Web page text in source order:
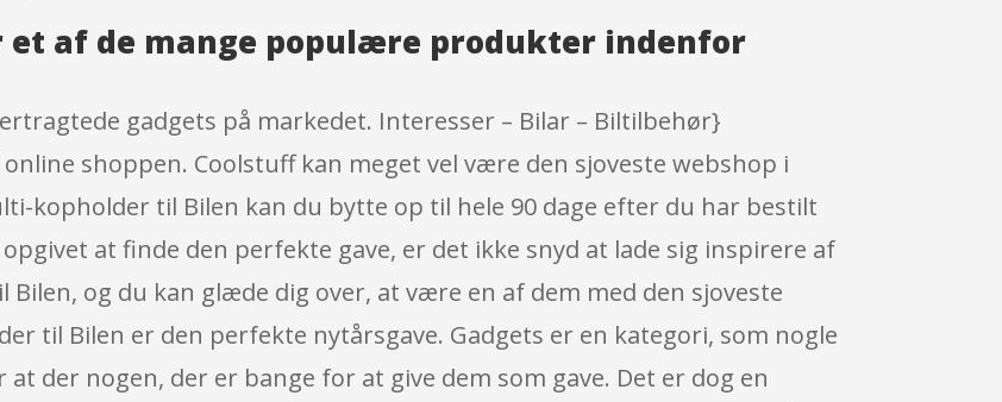
af de mange populære produkter indenfor
gadgets på markedet. Interesser – Bilar – Biltilbehør}
shoppen. Coolstuff kan meget vel være den sjoveste webshop i
kopholder til Bilen kan du bytte op til hele 90 dage efter du har bestilt
at finde den perfekte gave, er det ikke snyd at lade sig inspirere af
og du kan glæde dig over, at være en af dem med den sjoveste
til Bilen er den perfekte nytårsgave. Gadgets er en kategori, som nogle
der nogen, der er bange for at give dem som gave. Det er dog en